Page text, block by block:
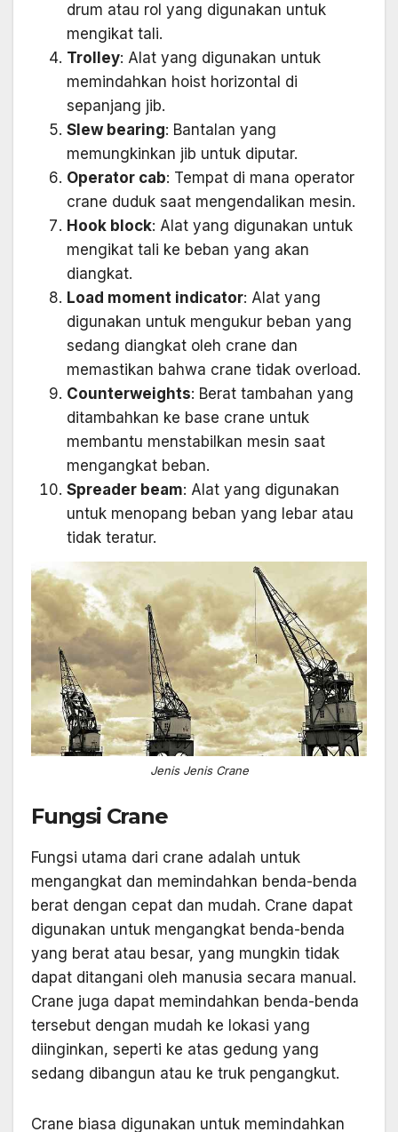
drum atau rol yang digunakan untuk
mengikat tali.
Trolley: Alat yang digunakan untuk
memindahkan hoist horizontal di
sepanjang jib.
Slew bearing: Bantalan yang
memungkinkan jib untuk diputar.
Operator cab: Tempat di mana operator
crane duduk saat mengendalikan mesin.
Hook block: Alat yang digunakan untuk
mengikat tali ke beban yang akan
diangkat.
Load moment indicator: Alat yang
digunakan untuk mengukur beban yang
sedang diangkat oleh crane dan
memastikan bahwa crane tidak overload.
Counterweights: Berat tambahan yang
ditambahkan ke base crane untuk
membantu menstabilkan mesin saat
mengangkat beban.
Spreader beam: Alat yang digunakan
untuk menopang beban yang lebar atau
tidak teratur.
Jenis Jenis Crane
Fungsi Crane
Fungsi utama dari crane adalah untuk
mengangkat dan memindahkan benda-benda
berat dengan cepat dan mudah. Crane dapat
digunakan untuk mengangkat benda-benda
yang berat atau besar, yang mungkin tidak
dapat ditangani oleh manusia secara manual.
Crane juga dapat memindahkan benda-benda
tersebut dengan mudah ke lokasi yang
diinginkan, seperti ke atas gedung yang
sedang dibangun atau ke truk pengangkut.
Crane biasa digunakan untuk memindahkan